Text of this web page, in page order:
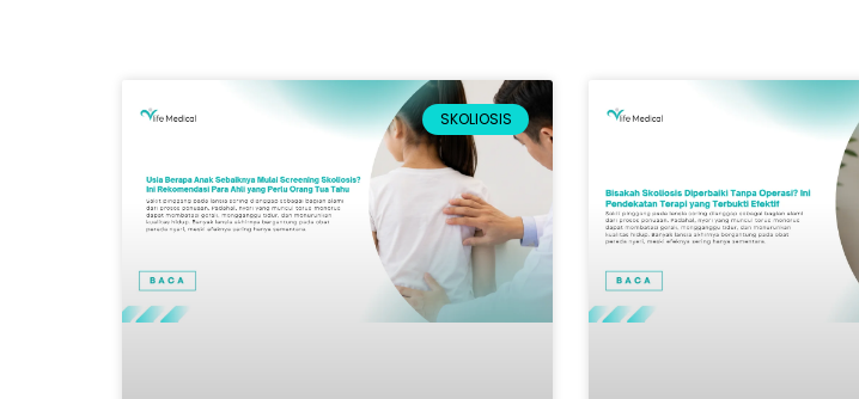
SKOLIOSIS